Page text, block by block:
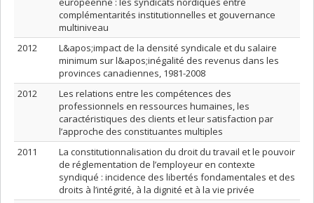
complémentarités institutionnelles et gouvernance
multiniveau
2012
L&apos;impact de la densité syndicale et du salaire
minimum sur l&apos;inégalité des revenus dans les
provinces canadiennes, 1981-2008
2012
Les relations entre les compétences des
professionnels en ressources humaines, les
caractéristiques des clients et leur satisfaction par
l’approche des constituantes multiples
2011
La constitutionnalisation du droit du travail et le pouvoir
de réglementation de l’employeur en contexte
syndiqué : incidence des libertés fondamentales et des
droits à l’intégrité, à la dignité et à la vie privée